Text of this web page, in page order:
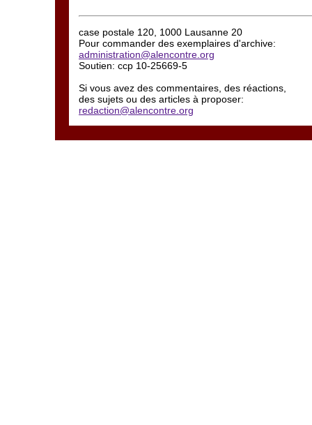
case postale 120, 1000 Lausanne 20
Pour commander des exemplaires d'archive:
administration@alencontre.org
Soutien: ccp 10-25669-5
Si vous avez des commentaires, des réactions,
des sujets ou des articles à proposer:
redaction@alencontre.org